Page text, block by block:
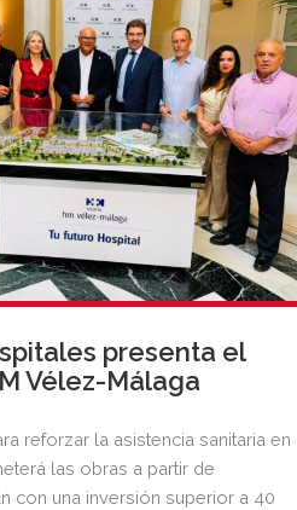
presenta el
Vélez-Málaga
reforzar la asistencia sanitaria en
las obras a partir de
con una inversión superior a 40